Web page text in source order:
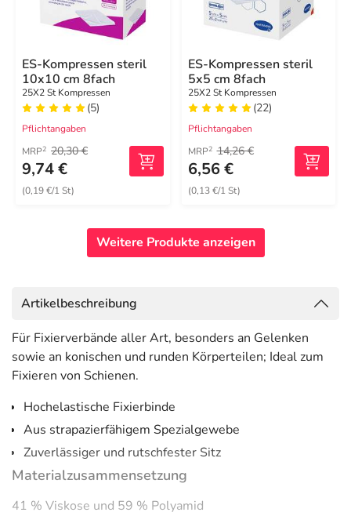
ES-Kompressen steril
10x10 cm 8fach
25X2 St Kompressen
(5)
Pflichtangaben
MRP2 20,30 €
9,74 €
(0,19 €/1 St)
ES-Kompressen steril
5x5 cm 8fach
25X2 St Kompressen
(22)
Pflichtangaben
MRP2 14,26 €
6,56 €
(0,13 €/1 St)
Weitere Produkte anzeigen
Artikelbeschreibung
Für Fixierverbände aller Art, besonders an Gelenken
sowie an konischen und runden Körperteilen; Ideal zum
Fixieren von Schienen.
Hochelastische Fixierbinde
Aus strapazierfähigem Spezialgewebe
Zuverlässiger und rutschfester Sitz
Materialzusammensetzung
41 % Viskose und 59 % Polyamid